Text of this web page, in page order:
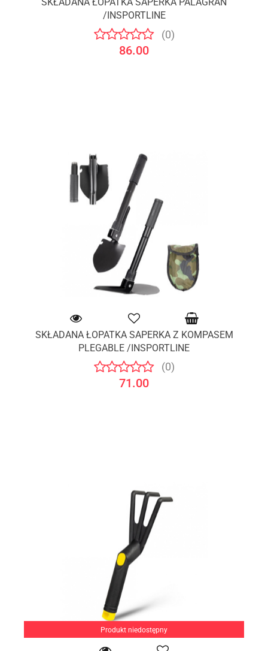
SKŁADANA ŁOPATKA SAPERKA PALAGRAN
/INSPORTLINE
(0)
86.00
SKŁADANA ŁOPATKA SAPERKA Z KOMPASEM
PLEGABLE /INSPORTLINE
(0)
71.00
Produkt niedostępny